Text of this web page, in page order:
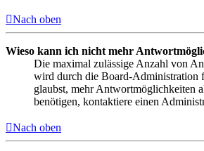
Nach oben
Wieso kann ich nicht mehr
Die maximal zulässige Anzahl von
wird durch die Board-Administration
glaubst, mehr Antwortmöglichkeiten
benötigen, kontaktiere einen
Nach oben